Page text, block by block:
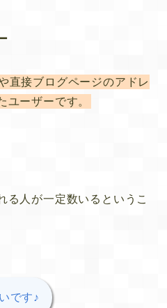
直接ブログページのアドレ
ユーザーです。
る人が一定数いるというこ
です♪